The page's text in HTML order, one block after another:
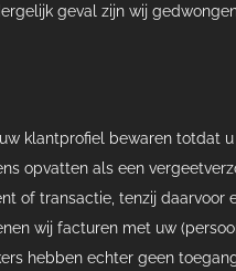
geval zijn wij
klantprofiel bewaren totdat
opvatten als een
of transactie, tenzij daarvoor
wij facturen met uw
hebben echter geen